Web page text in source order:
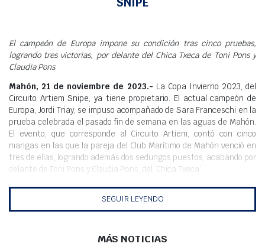
Meteo
El campeón de Europa impone su condición tras cinco pruebas,
logrando tres victorias, por delante del Chica Txeca de Toni Pons y
Claudia Pons
Mahón, 21 de noviembre de 2023.- La Copa Invierno 2023, del
Circuito Artiem Snipe, ya tiene propietario. El actual campeón de
Europa, Jordi Triay, se impuso acompañado de Sara Franceschi en la
prueba celebrada el pasado fin de semana en las aguas de Mahón.
El evento, que corresponde al Circuito Artiem, contó con cinco
mangas en las que la pareja del Club Marítimo de Mahón venció en
tres de ellas, logrando además dos sedungos puestos, acabando por
delante de Toni Pons y Claudia Pons, del ‘Chica Txeca’
El evento, que arrancó el sábado, contó con dos salidas en las que
Triay y Franceschi fueron los mejores, aprovechando las condiciones
favorables para la disputa de las regatas, seguidos de la pareja del
El domingo, con un viento más cambiante, la primera victoria y la
SEGUIR LEYENDO
MÁS NOTICIAS